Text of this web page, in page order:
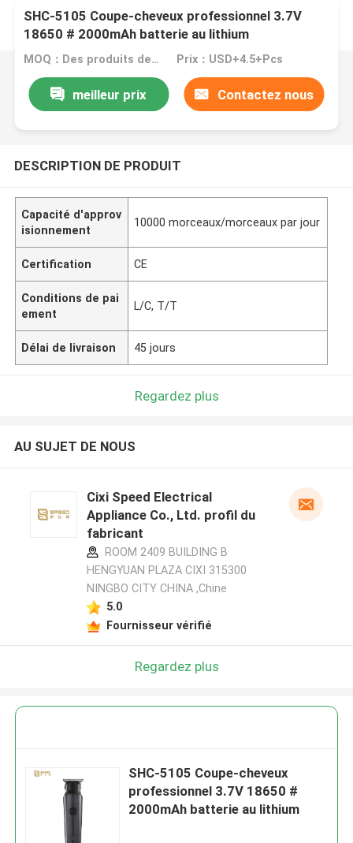
SHC-5105 Coupe-cheveux professionnel 3.7V
18650 # 2000mAh batterie au lithium
MOQ：Des produits de la catégorie 3 Prix：USD+4.5+Pcs
meilleur prix Contactez nous
DESCRIPTION DE PRODUIT
Capacité d'approv
isionnement
10000 morceaux/morceaux par jour
Certification CE
Conditions de pai
ement
L/C, T/T
Délai de livraison 45 jours
Regardez plus
AU SUJET DE NOUS
Cixi Speed Electrical
Appliance Co., Ltd. profil du
fabricant
ROOM 2409 BUILDING B
HENGYUAN PLAZA CIXI 315300
NINGBO CITY CHINA ,Chine
5.0
Fournisseur vérifié
Regardez plus
SHC-5105 Coupe-cheveux
professionnel 3.7V 18650 #
2000mAh batterie au lithium